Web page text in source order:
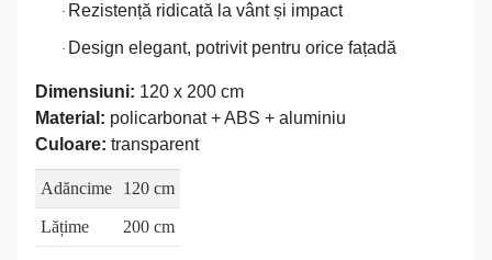
· Rezistență ridicată la vânt și impact
· Design elegant, potrivit pentru orice fațadă
Dimensiuni: 120 x 200 cm
Material: policarbonat + ABS + aluminiu
Culoare: transparent
Adăncime 120 cm
Lățime 200 cm